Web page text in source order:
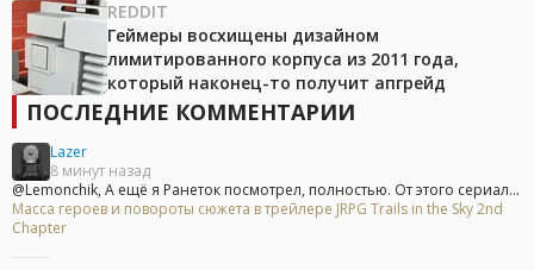
REDDIT
Геймеры восхищены дизайном
лимитированного корпуса из 2011 года,
который наконец-то получит апгрейд
ПОСЛЕДНИЕ КОММЕНТАРИИ
Lazer
8 минут назад
@Lemonchik, А ещё я Ранеток посмотрел, полностью. От этого сериал...
Масса героев и повороты сюжета в трейлере JRPG Trails in the Sky 2nd
Chapter